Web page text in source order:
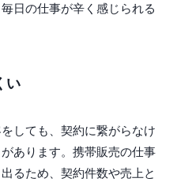
日の仕事が辛く感じられる
い
しても、契約に繋がらなけ
があります。携帯販売の仕事
るため、契約件数や売上と